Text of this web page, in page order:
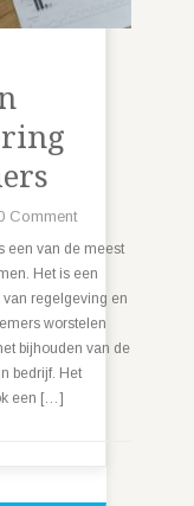
Comment
een van de meest
Het is een
regelgeving en
worstelen
bijhouden van de
bedrijf. Het
een […]